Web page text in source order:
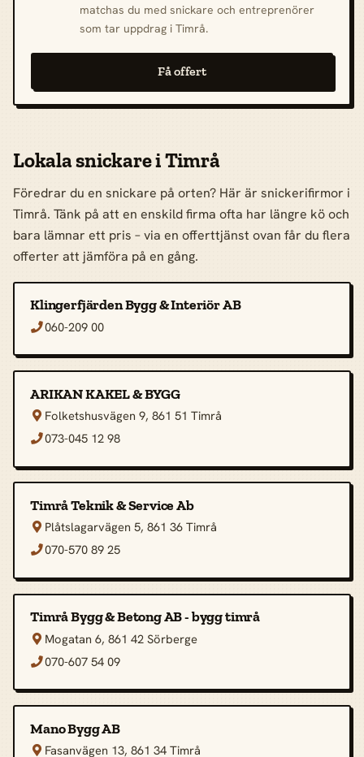
matchas du med snickare och entreprenörer
som tar uppdrag i Timrå.
Få offert
Lokala snickare i Timrå
Föredrar du en snickare på orten? Här är snickerifirmor i
Timrå. Tänk på att en enskild firma ofta har längre kö och
bara lämnar ett pris – via en offerttjänst ovan får du flera
offerter att jämföra på en gång.
Klingerfjärden Bygg & Interiör AB
060-209 00
ARIKAN KAKEL & BYGG
 Folketshusvägen 9, 861 51 Timrå
073-045 12 98
Timrå Teknik & Service Ab
 Plåtslagarvägen 5, 861 36 Timrå
070-570 89 25
Timrå Bygg & Betong AB - bygg timrå
 Mogatan 6, 861 42 Sörberge
070-607 54 09
Mano Bygg AB
 Fasanvägen 13, 861 34 Timrå